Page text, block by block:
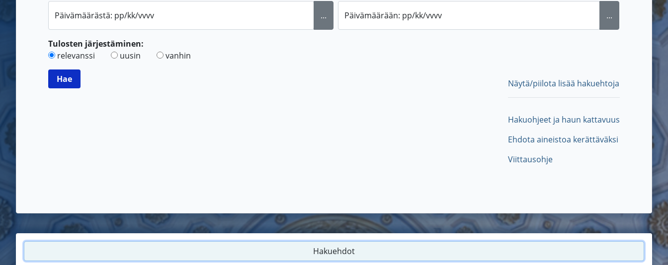
Päivämäärästä: pp/kk/vvvv ... Päivämäärään: pp/kk/vvvv ...
Tulosten järjestäminen:
relevanssi
uusin vanhin
Näytä/piilota lisää hakuehtoja
Hakuohjeet ja haun kattavuus
Ehdota aineistoa kerättäväksi
Viittausohje
Hakuehdot